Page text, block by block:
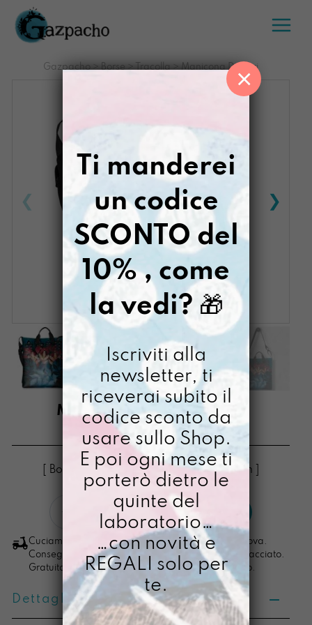
Salta
contenuto
Gazpacho > Borse > Tracolla > Manicona Dadirri
MANICONA DADIRRI
€ 95,00
[ Borse Borsa a tracolla: 36,5 x 32 x 6 cm ]
quantità
LO VOGLIO
Cuciamo ogni ordine nel nostro laboratorio di Padova.
Consegna in 4/5 giorni lavorativi, pacco sempre tracciato.
Gratuita per ordini di importo superiore ai 100 euro.
Dettagli prodotto
Ti manderei
un codice
SCONTO del
10% , come
la vedi? 🎁
Iscriviti alla
newsletter, ti
riceverai subito il
codice sconto da
usare sullo Shop.
E poi ogni mese ti
porterò dietro le
quinte del
laboratorio…
…con novità e
REGALI solo per
te.
×